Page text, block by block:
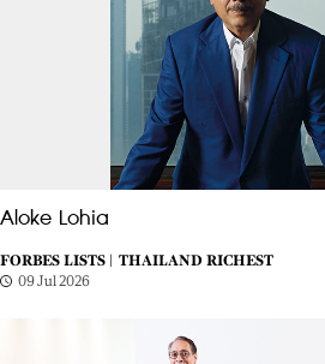
Aloke Lohia
FORBES LISTS |
THAILAND RICHEST
09 Jul 2026